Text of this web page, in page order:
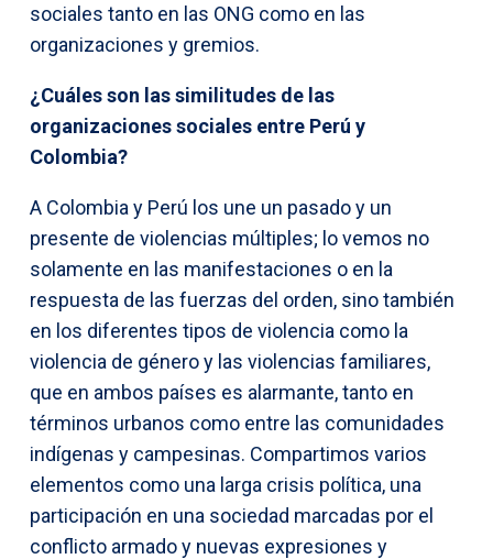
sociales tanto en las ONG como en las
organizaciones y gremios.
¿Cuáles son las similitudes de las
organizaciones sociales entre Perú y
Colombia?
A Colombia y Perú los une un pasado y un
presente de violencias múltiples; lo vemos no
solamente en las manifestaciones o en la
respuesta de las fuerzas del orden, sino también
en los diferentes tipos de violencia como la
violencia de género y las violencias familiares,
que en ambos países es alarmante, tanto en
términos urbanos como entre las comunidades
indígenas y campesinas. Compartimos varios
elementos como una larga crisis política, una
participación en una sociedad marcadas por el
conflicto armado y nuevas expresiones y